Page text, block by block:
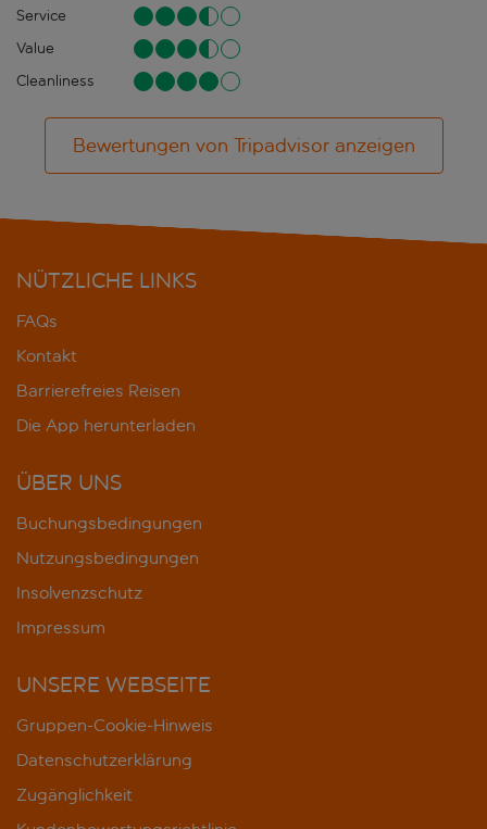
Service
Value
Cleanliness
Bewertungen von Tripadvisor anzeigen
NÜTZLICHE LINKS
FAQs
Kontakt
Barrierefreies Reisen
Die App herunterladen
ÜBER UNS
Buchungsbedingungen
Nutzungsbedingungen
Insolvenzschutz
Impressum
UNSERE WEBSEITE
Gruppen-Cookie-Hinweis
Datenschutzerklärung
Zugänglichkeit